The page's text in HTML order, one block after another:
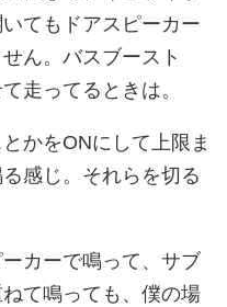
てもドアスピーカー
ん。バスブースト
走ってるときは。
かをONにして上限ま
感じ。それらを切る
カーで鳴って、サブ
て鳴っても、僕の場